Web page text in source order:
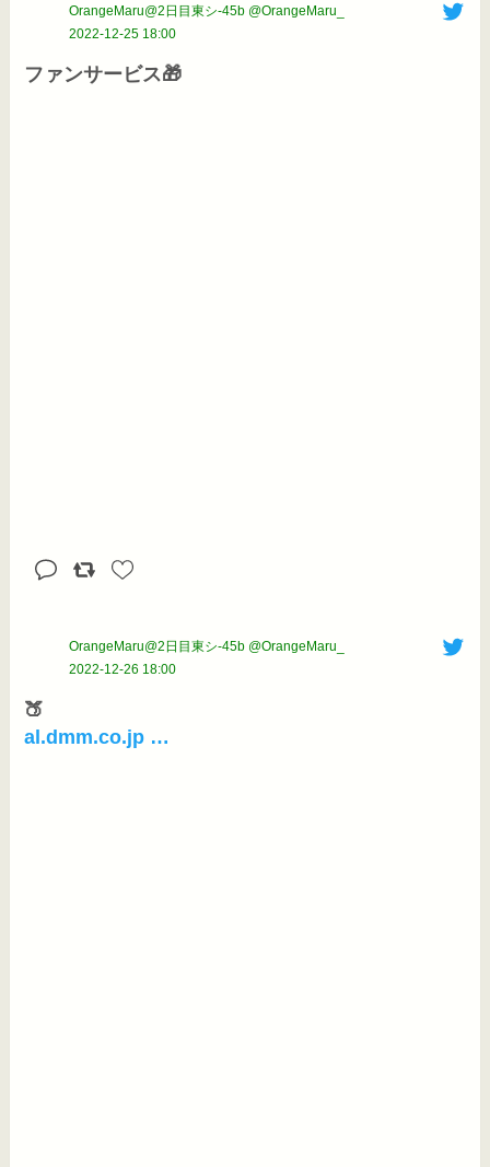
OrangeMaru@2日目東シ-45b @OrangeMaru_
2022-12-25 18:00
ファンサービス🎁
OrangeMaru@2日目東シ-45b @OrangeMaru_
2022-12-26 18:00
al.dmm.co.jp …